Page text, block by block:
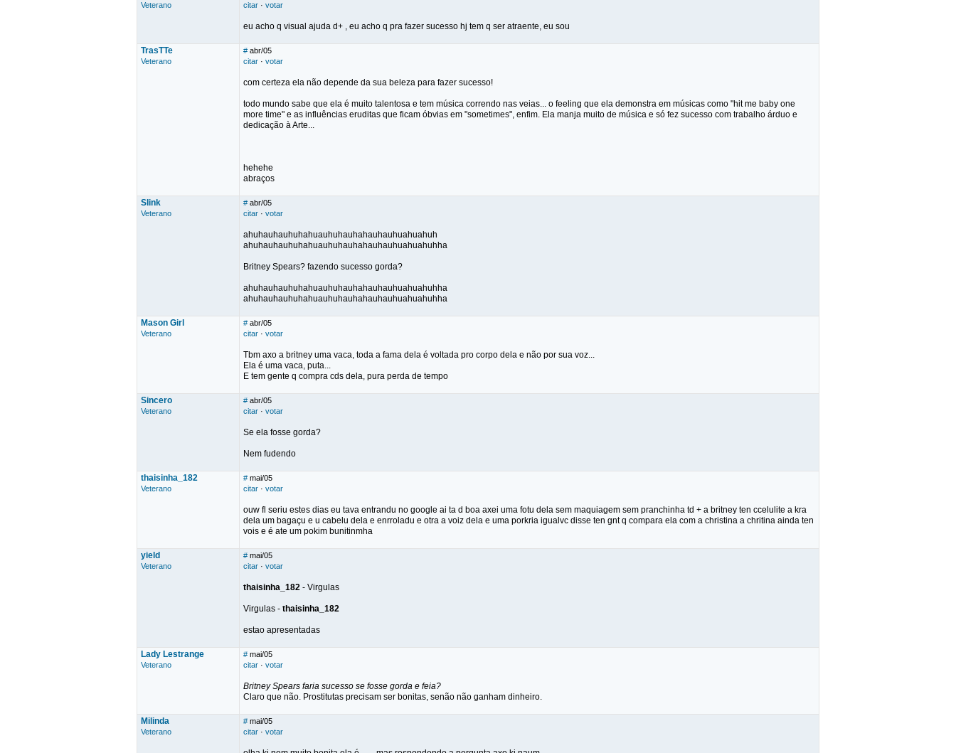
Veterano
citar · votar
eu acho q visual ajuda d+ , eu acho q pra fazer sucesso hj tem q ser atraente, eu sou
TrasTTe
Veterano
# abr/05
citar · votar
com certeza ela não depende da sua beleza para fazer sucesso!
todo mundo sabe que ela é muito talentosa e tem música correndo nas veias... o feeling que ela demonstra em músicas como "hit me baby one
more time" e as influências eruditas que ficam óbvias em "sometimes", enfim. Ela manja muito de música e só fez sucesso com trabalho árduo e
dedicação à Arte...
hehehe
abraços
Slink
Veterano
# abr/05
citar · votar
ahuhauhauhuhahuauhuhauhahauhauhuahuahuh
ahuhauhauhuhahuauhuhauhahauhauhuahuahuhha
Britney Spears? fazendo sucesso gorda?
ahuhauhauhuhahuauhuhauhahauhauhuahuahuhha
ahuhauhauhuhahuauhuhauhahauhauhuahuahuhha
Mason Girl
Veterano
# abr/05
citar · votar
Tbm axo a britney uma vaca, toda a fama dela é voltada pro corpo dela e não por sua voz...
Ela é uma vaca, puta...
E tem gente q compra cds dela, pura perda de tempo
Sincero
Veterano
# abr/05
citar · votar
Se ela fosse gorda?
Nem fudendo
thaisinha_182
Veterano
# mai/05
citar · votar
ouw fl seriu estes dias eu tava entrandu no google ai ta d boa axei uma fotu dela sem maquiagem sem pranchinha td + a britney ten ccelulite a kra
dela um bagaçu e u cabelu dela e enrroladu e otra a voiz dela e uma porkria igualvc disse ten gnt q compara ela com a christina a chritina ainda ten
vois e é ate um pokim bunitinmha
yield
Veterano
# mai/05
citar · votar
thaisinha_182 - Virgulas
Virgulas - thaisinha_182
estao apresentadas
Lady Lestrange
Veterano
# mai/05
citar · votar
Britney Spears faria sucesso se fosse gorda e feia?
Claro que não. Prostitutas precisam ser bonitas, senão não ganham dinheiro.
Milinda
Veterano
# mai/05
citar · votar